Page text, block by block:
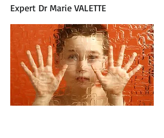
Expert Dr Marie VALETTE